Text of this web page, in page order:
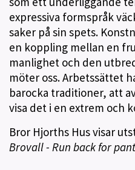
expressiva formspråk
saker på sin spets.
en koppling mellan en
manlighet och den
möter oss. Arbetssättet
barocka traditioner, att
visa det i en extrem och
Bror Hjorths Hus visar
Brovall - Run back for